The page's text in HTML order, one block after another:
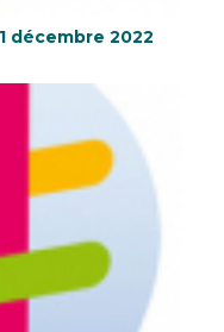
décembre 2022